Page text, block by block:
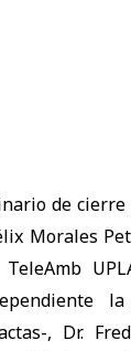
de
Morales
la
, Dr.